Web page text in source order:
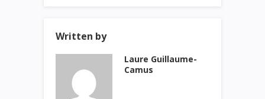
Written by
Laure Guillaume-
Camus